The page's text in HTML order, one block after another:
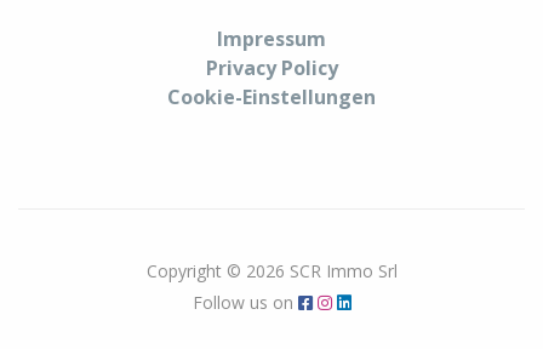
Impressum
Privacy Policy
Cookie-Einstellungen
Copyright © 2026 SCR Immo Srl
Follow us on